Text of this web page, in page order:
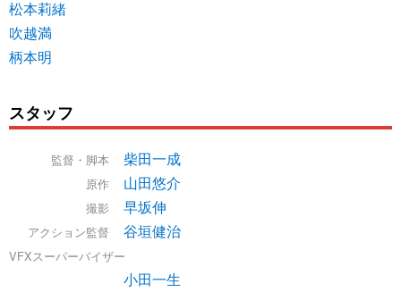
松本莉緒
吹越満
柄本明
スタッフ
監督・脚本 柴田一成
原作 山田悠介
撮影 早坂伸
アクション監督 谷垣健治
VFXスーパーバイザー
小田一生